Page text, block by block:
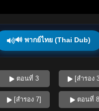
🔊 พากย์ไทย (Thai Dub)
ตอนที่ 3 [สำรอง
[สำรอง 7] ตอนที่ 8